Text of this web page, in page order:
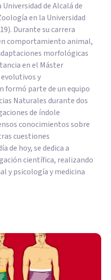
de Alcalá de
en la Universidad
Durante su carrera
comportamiento animal,
morfológicas
en el Máster
y
parte de un equipo
Naturales durante dos
de índole
conocimientos sobre
cuestiones
de hoy, se dedica a
científica, realizando
y psicología y medicina